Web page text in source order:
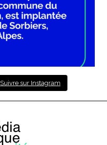
Suivre sur Instagram